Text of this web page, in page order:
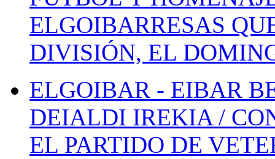
ELGOIBARRESAS
DIVISIÓN, EL
ELGOIBAR - EIBAR
DEIALDI IREKIA /
EL PARTIDO DE